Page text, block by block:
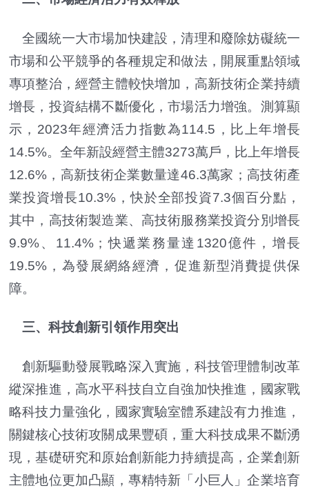
全國統一大市場加快建設，清理和廢除妨礙統一
市場和公平競爭的各種規定和做法，開展重點領域
專項整治，經營主體較快增加，高新技術企業持續
增長，投資結構不斷優化，市場活力增強。測算顯
示，2023年經濟活力指數為114.5，比上年增長
14.5%。全年新設經營主體3273萬戶，比上年增長
12.6%，高新技術企業數量達46.3萬家；高技術產
業投資增長10.3%，快於全部投資7.3個百分點，
其中，高技術製造業、高技術服務業投資分別增長
9.9%、11.4%；快遞業務量達1320億件，增長
19.5%，為發展網絡經濟，促進新型消費提供保
障。
三、科技創新引領作用突出
創新驅動發展戰略深入實施，科技管理體制改革
縱深推進，高水平科技自立自強加快推進，國家戰
略科技力量強化，國家實驗室體系建設有力推進，
關鍵核心技術攻關成果豐碩，重大科技成果不斷湧
現，基礎研究和原始創新能力持續提高，企業創新
主體地位更加凸顯，專精特新「小巨人」企業培育